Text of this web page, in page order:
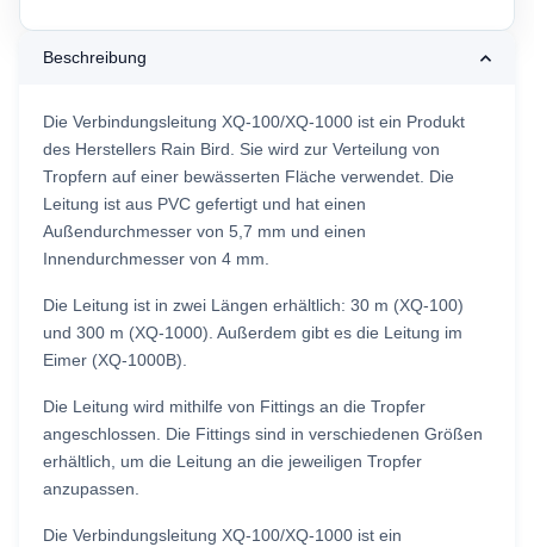
Beschreibung
Die Verbindungsleitung XQ-100/XQ-1000 ist ein Produkt
des Herstellers Rain Bird. Sie wird zur Verteilung von
Tropfern auf einer bewässerten Fläche verwendet. Die
Leitung ist aus PVC gefertigt und hat einen
Außendurchmesser von 5,7 mm und einen
Innendurchmesser von 4 mm.
Die Leitung ist in zwei Längen erhältlich: 30 m (XQ-100)
und 300 m (XQ-1000). Außerdem gibt es die Leitung im
Eimer (XQ-1000B).
Die Leitung wird mithilfe von Fittings an die Tropfer
angeschlossen. Die Fittings sind in verschiedenen Größen
erhältlich, um die Leitung an die jeweiligen Tropfer
anzupassen.
Die Verbindungsleitung XQ-100/XQ-1000 ist ein